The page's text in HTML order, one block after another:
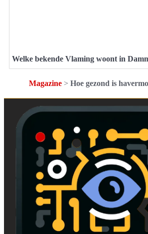
Welke bekende Vlaming woont in
Magazine> Hoe gezond is